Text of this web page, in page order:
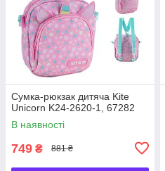
Сумка-рюкзак дитяча Kite
Unicorn K24-2620-1, 67282
В наявності
749 ₴ 881 ₴